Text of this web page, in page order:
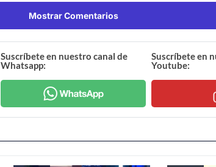
Mostrar Comentarios
Suscríbete en nuestro canal de
Whatsapp:
Suscríbete en
Youtube: